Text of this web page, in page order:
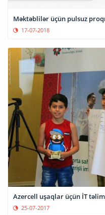
Məktəblilər üçün pulsuz
17-07-2018
Azercell uşaqlar
25-07-2017